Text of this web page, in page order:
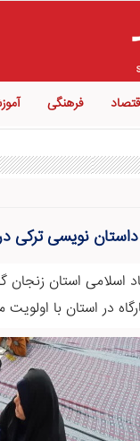
فرهنگی
نویسی ترکی
اسلامی استان زنجان
در استان با